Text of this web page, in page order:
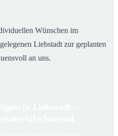
Wünschen im
Liebstadt zur geplanten
an uns.